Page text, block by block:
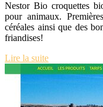
Nestor Bio croquettes
pour animaux.
céréales ainsi que des
friandises!
Lire la suite